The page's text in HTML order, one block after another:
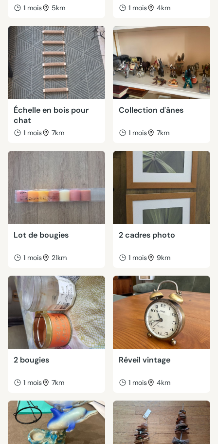
1 mois 5km 1 mois 4km
Échelle en bois pour
chat
1 mois 7km
Collection d'ânes
1 mois 7km
Lot de bougies
1 mois 21km
2 cadres photo
1 mois 9km
2 bougies
1 mois 7km
Réveil vintage
1 mois 4km